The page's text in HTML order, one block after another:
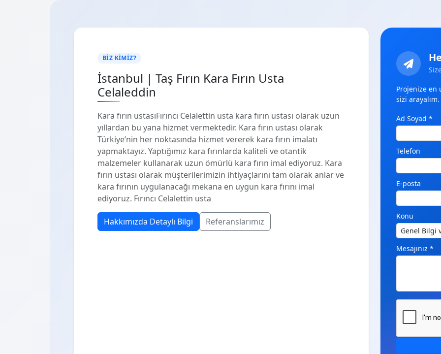
BIZ KIMIZ?
İstanbul | Taş Fırın Kara Fırın Usta
Celaleddin
Kara fırın ustasıFırıncı Celalettin usta kara fırın ustası olarak uzun
yıllardan bu yana hizmet vermektedir. Kara fırın ustası olarak
Türkiye’nin her noktasında hizmet vererek kara fırın imalatı
yapmaktayız. Yaptığımız kara fırınlarda kaliteli ve otantik
malzemeler kullanarak uzun ömürlü kara fırın imal ediyoruz. Kara
fırın ustası olarak müşterilerimizin ihtiyaçlarını tam olarak anlar ve
kara fırının uygulanacağı mekana en uygun kara fırını imal
ediyoruz. Fırıncı Celalettin usta
Hakkımızda Detaylı Bilgi Referanslarımız
Projenize en
sizi arayalım.
Ad Soyad *
Telefon
E-posta
Konu
Mesajınız *